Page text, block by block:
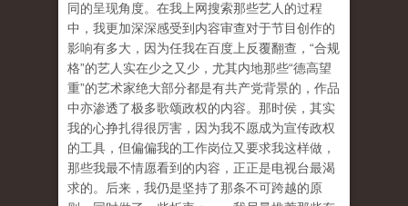
同的呈现角度。在我上网搜索那些艺人的过程
中，我更加深深感受到内容审查对于节目创作的
影响有多大，因为任我在百度上反覆翻查，“合规
格”的艺人实在少之又少，尤其内地那些“德高望
重”的艺术家绝大部分都是有共产党背景的，作品
中亦渗透了极多歌颂政权的内容。那时侯，其实
我的心挣扎得很厉害，因为我不愿成为宣传政权
的工具，但偏偏我的工作岗位又要求我这样做，
那些我最不情愿看到的内容，正正是电视台最渴
求的。后来，我仍是坚持了那条不可跨越的原